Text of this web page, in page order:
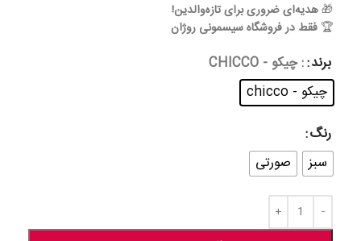
🎁 هدیه‌ای ضروری برای تازه‌والدین!
🏆 فقط در فروشگاه سیسمونی روژان
برند : چیکو - CHICCO
چیکو - chicco
رنگ
سبز
صورتی